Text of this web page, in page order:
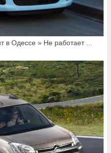
в Одессе » Не работает ...